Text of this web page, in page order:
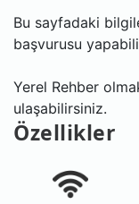
Bu sayfadaki
başvurusu
Yerel Rehber
ulaşabilirsiniz.
Özellikler